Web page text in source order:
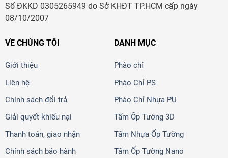
Số ĐKKD 0305265949 do Sở KHĐT TP.HCM cấp ngày
08/10/2007
VỀ CHÚNG TÔI
Giới thiệu
Liên hệ
Chính sách đổi trả
Giải quyết khiếu nại
Thanh toán, giao nhận
Chính sách bảo hành
DANH MỤC
Phào chỉ
Phào Chỉ PS
Phào Chỉ Nhựa PU
Tấm Ốp Tường 3D
Tấm Nhựa Ốp Tường
Tấm Ốp Tường Nano